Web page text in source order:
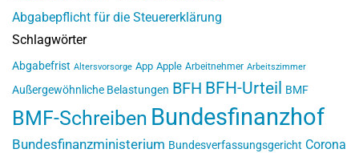
Abgabepflicht für die Steuererklärung
Schlagwörter
Abgabefrist Altersvorsorge App Apple Arbeitnehmer Arbeitszimmer
Außergewöhnliche Belastungen BFH BFH-Urteil BMF
BMF-Schreiben Bundesfinanzhof
Bundesfinanzministerium Bundesverfassungsgericht Corona